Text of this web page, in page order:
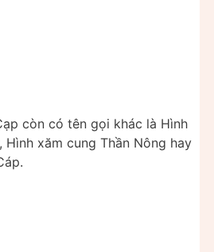
còn có tên gọi khác là Hình
Hình xăm cung Thần Nông hay